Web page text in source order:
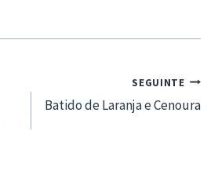
SEGUINTE
Batido de Laranja e Cenoura